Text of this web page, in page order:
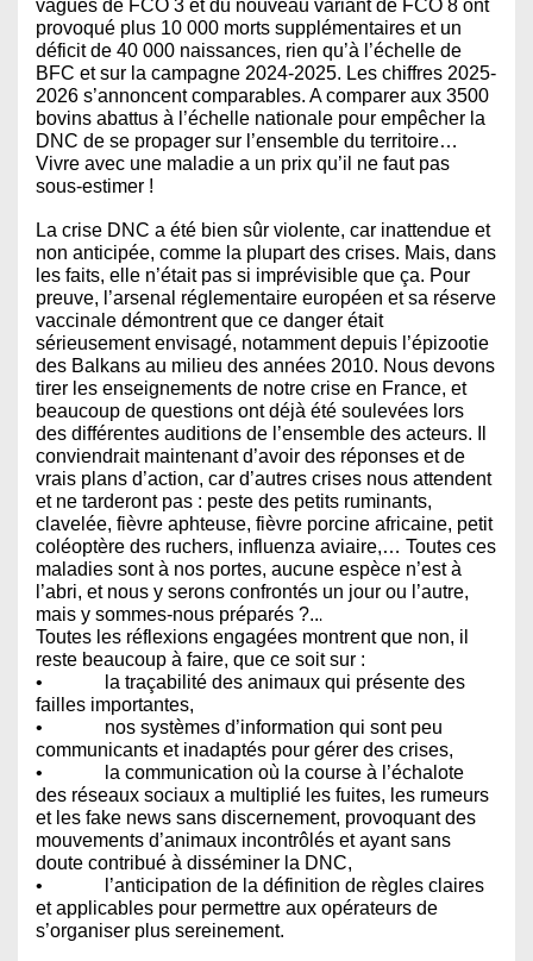
vagues de FCO 3 et du nouveau variant de FCO 8 ont
provoqué plus 10 000 morts supplémentaires et un
déficit de 40 000 naissances, rien qu’à l’échelle de
BFC et sur la campagne 2024-2025. Les chiffres 2025-
2026 s’annoncent comparables. A comparer aux 3500
bovins abattus à l’échelle nationale pour empêcher la
DNC de se propager sur l’ensemble du territoire…
Vivre avec une maladie a un prix qu’il ne faut pas
sous-estimer !
La crise DNC a été bien sûr violente, car inattendue et
non anticipée, comme la plupart des crises. Mais, dans
les faits, elle n’était pas si imprévisible que ça. Pour
preuve, l’arsenal réglementaire européen et sa réserve
vaccinale démontrent que ce danger était
sérieusement envisagé, notamment depuis l’épizootie
des Balkans au milieu des années 2010. Nous devons
tirer les enseignements de notre crise en France, et
beaucoup de questions ont déjà été soulevées lors
des différentes auditions de l’ensemble des acteurs. Il
conviendrait maintenant d’avoir des réponses et de
vrais plans d’action, car d’autres crises nous attendent
et ne tarderont pas : peste des petits ruminants,
clavelée, fièvre aphteuse, fièvre porcine africaine, petit
coléoptère des ruchers, influenza aviaire,… Toutes ces
maladies sont à nos portes, aucune espèce n’est à
l’abri, et nous y serons confrontés un jour ou l’autre,
mais y sommes-nous préparés ?...
Toutes les réflexions engagées montrent que non, il
reste beaucoup à faire, que ce soit sur :
• la traçabilité des animaux qui présente des
failles importantes,
• nos systèmes d’information qui sont peu
communicants et inadaptés pour gérer des crises,
• la communication où la course à l’échalote
des réseaux sociaux a multiplié les fuites, les rumeurs
et les fake news sans discernement, provoquant des
mouvements d’animaux incontrôlés et ayant sans
doute contribué à disséminer la DNC,
• l’anticipation de la définition de règles claires
et applicables pour permettre aux opérateurs de
s’organiser plus sereinement.